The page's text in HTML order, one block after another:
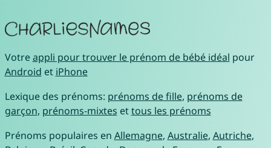
Votreappli pour trouver le prénom de bébé idéal pour
Android et iPhone
Lexique des prénoms: prénoms de fille, prénoms de
garçon, prénoms-mixtes ettous les prénoms
Prénoms populaires en Allemagne, Australie, Autriche,